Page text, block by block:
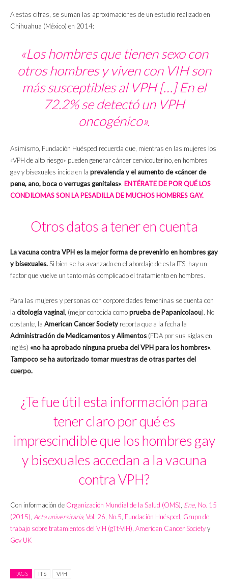
A estas cifras, se suman las aproximaciones de un estudio realizado en
Chihuahua (México) en 2014:
«Los hombres que tienen sexo con
otros hombres y viven con VIH son
más susceptibles al VPH […] En el
72.2% se detectó un VPH
oncogénico».
Asimismo, Fundación Huésped recuerda que, mientras en las mujeres los
«VPH de alto riesgo» pueden generar cáncer cervicouterino, en hombres
gay y bisexuales incide en la prevalencia y el aumento de «cáncer de
pene, ano, boca o verrugas genitales». ENTÉRATE DE POR QUÉ LOS
CONDILOMAS SON LA PESADILLA DE MUCHOS HOMBRES GAY.
Otros datos a tener en cuenta
La vacuna contra VPH es la mejor forma de prevenirlo en hombres gay
y bisexuales. Si bien se ha avanzado en el abordaje de esta ITS, hay un
factor que vuelve un tanto más complicado el tratamiento en hombres.
Para las mujeres y personas con corporeidades femeninas se cuenta con
la citología vaginal , (mejor conocida comoprueba de Papanicolaou). No
obstante, la American Cancer Society reporta que a la fecha la
Administración de Medicamentos y Alimentos (FDA por sus siglas en
inglés) «no ha aprobado ninguna prueba del VPH para los hombres».
Tampoco se ha autorizado tomar muestras de otras partes del
cuerpo.
¿Te fue útil esta información para
tener claro por qué es
imprescindible que los hombres gay
y bisexuales accedan a la vacuna
contra VPH?
Con información de Organización Mundial de la Salud (OMS) Ene , No. 15
(2015) Acta universitaria, Vol. 26, No.5 Fundación Huésped Grupo de
trabajo sobre tratamientos del VIH (gTt-VIH) American Cancer Societyy
Gov UK
TAGS ITS VPH